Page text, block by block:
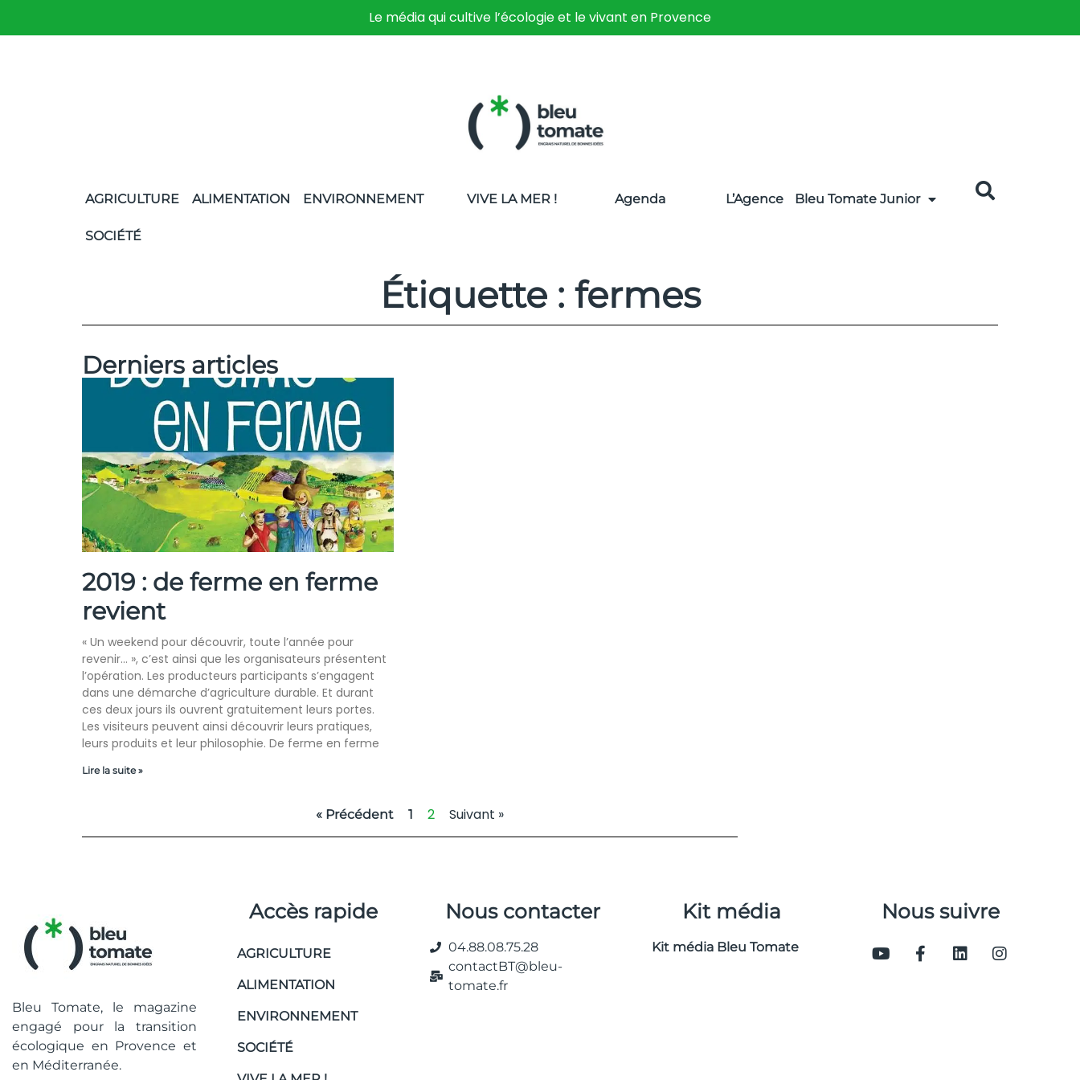
Le média qui cultive l’écologie et le vivant en Provence
AGRICULTURE ALIMENTATION ENVIRONNEMENT
SOCIÉTÉ
VIVE LA MER ! Agenda L’Agence Bleu Tomate Junior
Étiquette : fermes
Derniers articles
2019 : de ferme en ferme
revient
« Un weekend pour découvrir, toute l’année pour
revenir… », c’est ainsi que les organisateurs présentent
l’opération. Les producteurs participants s’engagent
dans une démarche d’agriculture durable. Et durant
ces deux jours ils ouvrent gratuitement leurs portes.
Les visiteurs peuvent ainsi découvrir leurs pratiques,
leurs produits et leur philosophie. De ferme en ferme
Lire la suite »
« Précédent 1 2 Suivant »
Bleu Tomate, le magazine
engagé pour la transition
écologique en Provence et
en Méditerranée.
Accès rapide
AGRICULTURE
ALIMENTATION
ENVIRONNEMENT
SOCIÉTÉ
Nous contacter
04.88.08.75.28
contactBT@bleu-
tomate.fr
Kit média
Kit média Bleu Tomate
Nous suivre